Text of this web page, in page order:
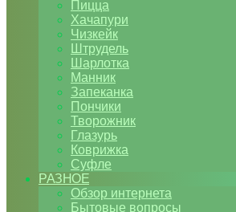
Пицца
Хачапури
Чизкейк
Штрудель
Шарлотка
Манник
Запеканка
Пончики
Творожник
Глазурь
Коврижка
Суфле
РАЗНОЕ
Обзор интернета
Бытовые вопросы